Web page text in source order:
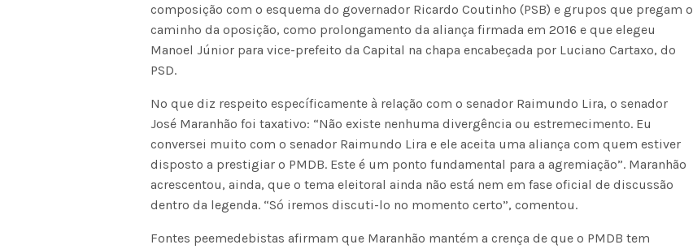
composição com o esquema do governador Ricardo Coutinho (PSB) e grupos que pregam o
caminho da oposição, como prolongamento da aliança firmada em 2016 e que elegeu
Manoel Júnior para vice-prefeito da Capital na chapa encabeçada por Luciano Cartaxo, do
PSD.
No que diz respeito específicamente à relação com o senador Raimundo Lira, o senador
José Maranhão foi taxativo: “Não existe nenhuma divergência ou estremecimento. Eu
conversei muito com o senador Raimundo Lira e ele aceita uma aliança com quem estiver
disposto a prestigiar o PMDB. Este é um ponto fundamental para a agremiação”. Maranhão
acrescentou, ainda, que o tema eleitoral ainda não está nem em fase oficial de discussão
dentro da legenda. “Só iremos discuti-lo no momento certo”, comentou.
Fontes peemedebistas afirmam que Maranhão mantém a crença de que o PMDB tem